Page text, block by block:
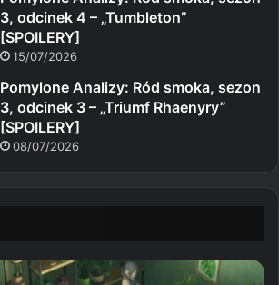
3, odcinek 4 – „Tumbleton”
[SPOILERY]
15/07/2026
Pomylone Analizy: Ród smoka, sezon
3, odcinek 3 – „Triumf Rhaenyry”
[SPOILERY]
08/07/2026